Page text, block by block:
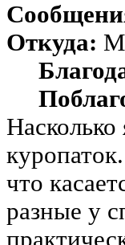
Откуда:
что
разные у